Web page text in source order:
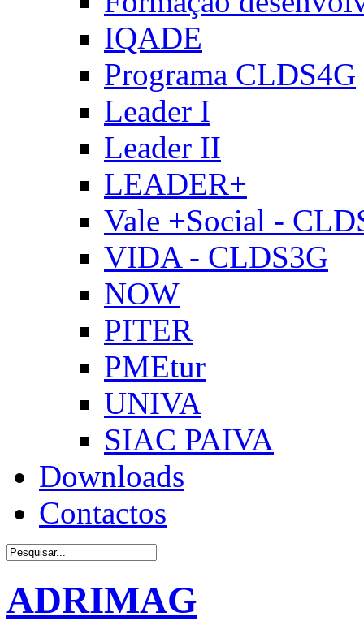
IQADE
Programa CLDS4G
Leader I
Leader II
LEADER+
Vale +Social -
VIDA - CLDS3G
NOW
PITER
PMEtur
UNIVA
SIAC PAIVA
Downloads
Contactos
ADRIMAG